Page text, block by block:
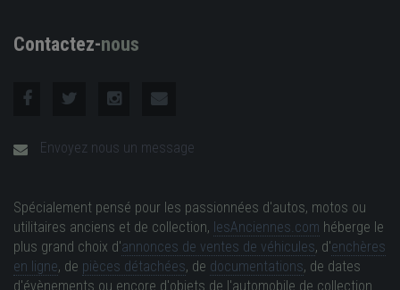
Contactez-nous
Envoyez nous un message
Spécialement pensé pour les passionnées d'autos, motos ou
utilitaires anciens et de collection, lesAnciennes.com héberge le
plus grand choix d'annonces de ventes de véhicules, d'enchères
en ligne, de pièces détachées, de documentations, de dates
d'évènements ou encore d'objets de l'automobile de collection.